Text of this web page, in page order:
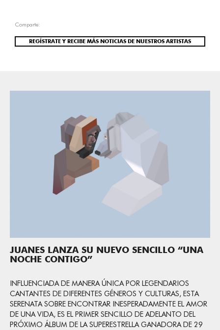
Comparte:
REGÍSTRATE Y RECIBE MÁS NOTICIAS DE NUESTROS ARTISTAS
JUANES LANZA SU NUEVO SENCILLO “UNA
NOCHE CONTIGO”
INFLUENCIADA DE MANERA ÚNICA POR LEGENDARIOS
CANTANTES DE DIFERENTES GÉNEROS Y CULTURAS, ESTA
SERENATA SOBRE ENCONTRAR INESPERADAMENTE EL AMOR
DE UNA VIDA, ES EL PRIMER SENCILLO DE ADELANTO DEL
PRÓXIMO ÁLBUM DE LA SUPERESTRELLA GANADORA DE 29